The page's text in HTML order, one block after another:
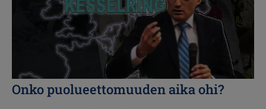
Onko puolueettomuuden aika ohi?